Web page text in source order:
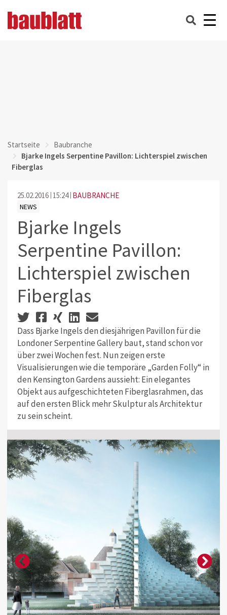
Startseite
Baubranche
Bjarke Ingels Serpentine Pavillon: Lichterspiel zwischen
Fiberglas
25.02.2016 15:24 BAUBRANCHE
NEWS
Bjarke Ingels
Serpentine Pavillon:
Lichterspiel zwischen
Fiberglas
Dass Bjarke Ingels den diesjährigen Pavillon für die
Londoner Serpentine Gallery baut, stand schon vor
über zwei Wochen fest. Nun zeigen erste
Visualisierungen wie die temporäre „Garden Folly“ in
den Kensington Gardens aussieht: Ein elegantes
Objekt aus aufgeschichteten Fiberglasrahmen, das
auf den ersten Blick mehr Skulptur als Architektur
zu sein scheint.